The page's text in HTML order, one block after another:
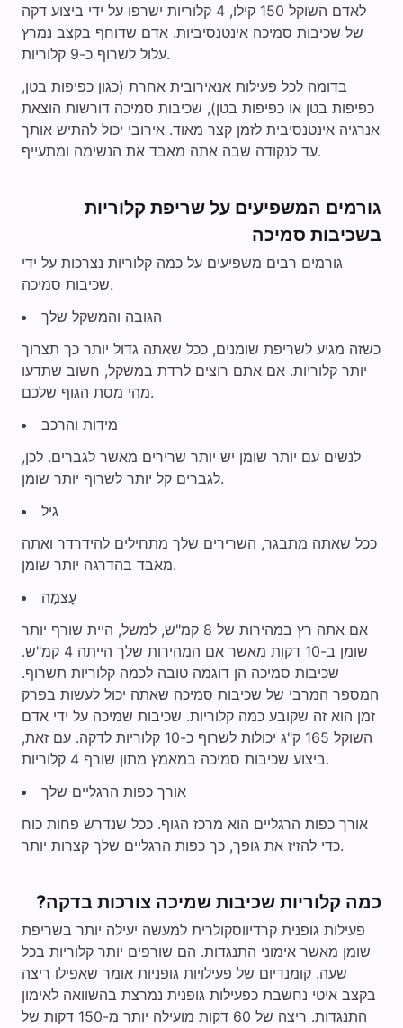
לאדם השוקל 150 קילו, 4 קלוריות ישרפו על ידי ביצוע דקה
של שכיבות סמיכה אינטנסיביות. אדם שדוחף בקצב נמרץ
עלול לשרוף כ-9 קלוריות.
בדומה לכל פעילות אנאירובית אחרת (כגון כפיפות בטן,
כפיפות בטן או כפיפות בטן), שכיבות סמיכה דורשות הוצאת
אנרגיה אינטנסיבית לזמן קצר מאוד. אירובי יכול להתיש אותך
עד לנקודה שבה אתה מאבד את הנשימה ומתעייף.
גורמים המשפיעים על שריפת קלוריות
בשכיבות סמיכה
גורמים רבים משפיעים על כמה קלוריות נצרכות על ידי
שכיבות סמיכה.
הגובה והמשקל שלך
כשזה מגיע לשריפת שומנים, ככל שאתה גדול יותר כך תצרוך
יותר קלוריות. אם אתם רוצים לרדת במשקל, חשוב שתדעו
מהי מסת הגוף שלכם.
מידות והרכב
לנשים עם יותר שומן יש יותר שרירים מאשר לגברים. לכן,
לגברים קל יותר לשרוף יותר שומן.
גיל
ככל שאתה מתבגר, השרירים שלך מתחילים להידרדר ואתה
מאבד בהדרגה יותר שומן.
עָצמָה
אם אתה רץ במהירות של 8 קמ"ש, למשל, היית שורף יותר
שומן ב-10 דקות מאשר אם המהירות שלך הייתה 4 קמ"ש.
שכיבות סמיכה הן דוגמה טובה לכמה קלוריות תשרוף.
המספר המרבי של שכיבות סמיכה שאתה יכול לעשות בפרק
זמן הוא זה שקובע כמה קלוריות. שכיבות שמיכה על ידי אדם
השוקל 165 ק"ג יכולות לשרוף כ-10 קלוריות לדקה. עם זאת,
ביצוע שכיבות סמיכה במאמץ מתון שורף 4 קלוריות.
אורך כפות הרגליים שלך
אורך כפות הרגליים הוא מרכז הגוף. ככל שנדרש פחות כוח
כדי להזיז את גופך, כך כפות הרגליים שלך קצרות יותר.
כמה קלוריות שכיבות שמיכה צורכות בדקה?
פעילות גופנית קרדיווסקולרית למעשה יעילה יותר בשריפת
שומן מאשר אימוני התנגדות. הם שורפים יותר קלוריות בכל
שעה. קומנדיום של פעילויות גופניות אומר שאפילו ריצה
בקצב איטי נחשבת כפעילות גופנית נמרצת בהשוואה לאימון
התנגדות. ריצה של 60 דקות מועילה יותר מ-150 דקות של